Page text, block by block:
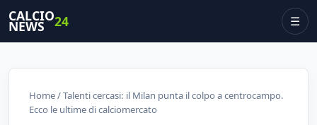
CALCIO
NEWS 24 ☰
Home/ Talenti cercasi: il Milan punta il colpo a centrocampo.
Ecco le ultime di calciomercato